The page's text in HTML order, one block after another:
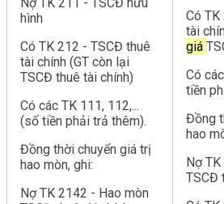
hình
Có TK 212 - TSCĐ thuê
tài chính (GT còn lại
TSCĐ thuê tài chính)
Có các TK 111, 112,...
(số tiền phải trả thêm).
Đồng thời chuyển giá trị
hao mòn, ghi:
Nợ TK 2142 - Hao mòn
Có
tài
giá
Có
tiền
Đồng
hao
Nợ
TSCĐ